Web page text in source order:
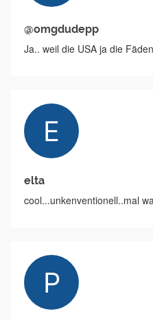
@omgdudepp
Ja.. weil die USA ja die
elta
cool...unkenventionell..mal